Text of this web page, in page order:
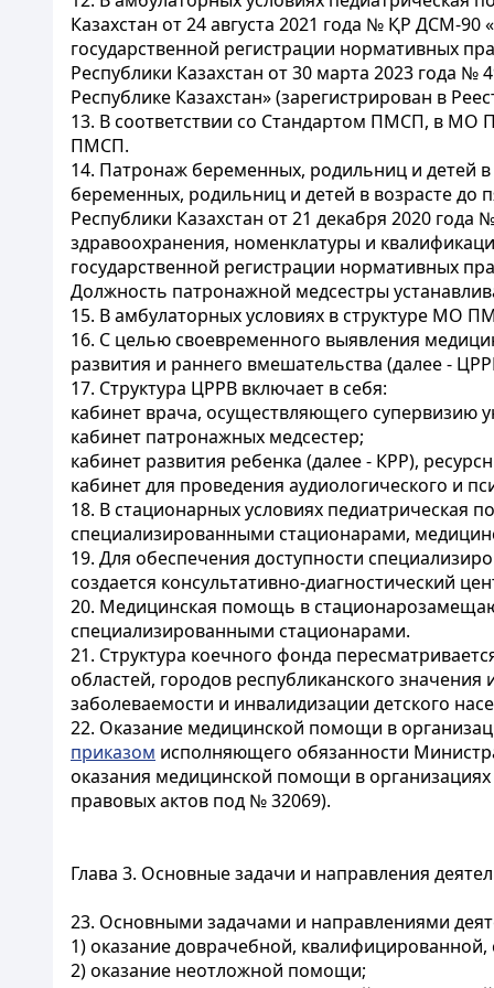
Казахстан от 24 августа 2021 года № ҚР ДСМ-
государственной регистрации нормативных
Республики Казахстан от 30 марта 2023 года
Республике Казахстан» (зарегистрирован в
13. В соответствии со Стандартом ПМСП, в МО
ПМСП.
14. Патронаж беременных, родильниц и детей
беременных, родильниц и детей в возрасте до
Республики Казахстан от 21 декабря 2020
здравоохранения, номенклатуры и
государственной регистрации нормативных
Должность патронажной медсестры
15. В амбулаторных условиях в структуре МО
16. С целью своевременного выявления
развития и раннего вмешательства (далее -
17. Структура ЦРРВ включает в себя:
кабинет врача, осуществляющего супервизию
кабинет патронажных медсестер;
кабинет развития ребенка (далее - КРР),
кабинет для проведения аудиологического и
18. В стационарных условиях
специализированными стационарами,
19. Для обеспечения доступности
создается консультативно-диагностический
20. Медицинская помощь в
специализированными стационарами.
21. Структура коечного фонда
областей, городов республиканского
заболеваемости и инвалидизации детского
22. Оказание медицинской помощи в
приказом исполняющего обязанности
оказания медицинской помощи в организациях
правовых актов под № 32069).
Глава 3. Основные задачи и направления
23. Основными задачами и направлениями
1) оказание доврачебной,
2) оказание неотложной помощи;